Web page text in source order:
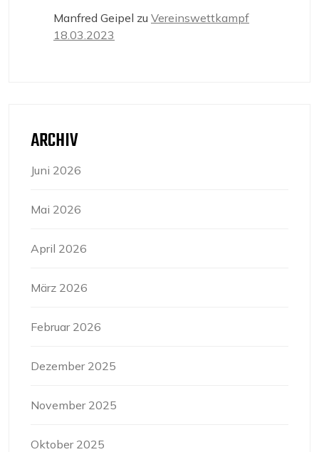
Manfred Geipel zu Vereinswettkampf
18.03.2023
ARCHIV
Juni 2026
Mai 2026
April 2026
März 2026
Februar 2026
Dezember 2025
November 2025
Oktober 2025